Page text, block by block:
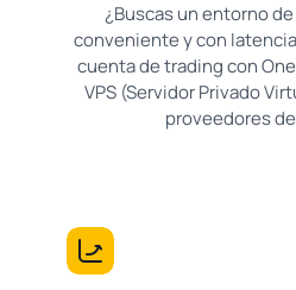
¿Buscas un entorno
conveniente y con
cuenta de trading con
VPS (Servidor Privado
proveedores